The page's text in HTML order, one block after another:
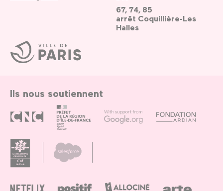
Ville
de
Paris
67, 74, 85
arrêt Coquillière-Les
Halles
Ils nous soutiennent